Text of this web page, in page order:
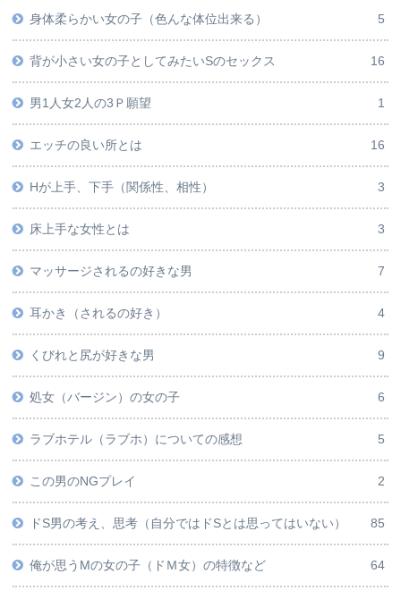
身体柔らかい女の子（色んな体位出来る） 5
背が小さい女の子としてみたいSのセックス 16
男1人女2人の3Ｐ願望 1
エッチの良い所とは 16
Hが上手、下手（関係性、相性） 3
床上手な女性とは 3
マッサージされるの好きな男 7
耳かき（されるの好き） 4
くびれと尻が好きな男 9
処女（バージン）の女の子 6
ラブホテル（ラブホ）についての感想 5
この男のNGプレイ 2
ドS男の考え、思考（自分ではドSとは思ってはいない） 85
俺が思うMの女の子（ドＭ女）の特徴など 64